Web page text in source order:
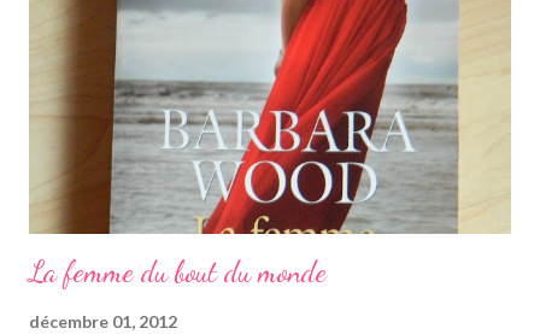
écrit un best seller mais doit vite écrire de nouveau avant que
son contrat avec sa maison d'édition ne se termine. Mais il a le
syndrome de l'écrivain. C...
La femme du bout du monde
décembre 01, 2012